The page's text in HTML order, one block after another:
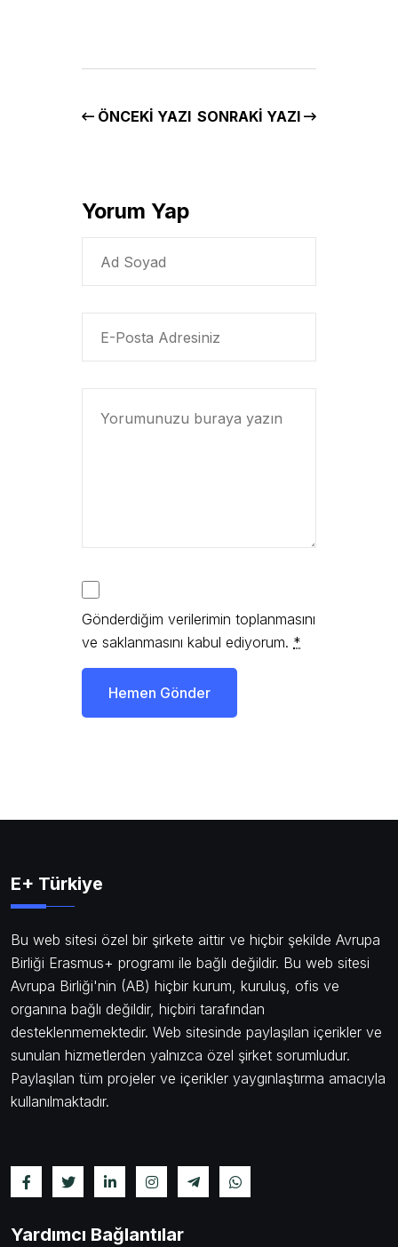
ÖNCEKI YAZI SONRAKI YAZI
Yorum Yap
Gönderdiğim verilerimin toplanmasını
ve saklanmasını kabul ediyorum. *
Hemen Gönder
E+ Türkiye
Bu web sitesi özel bir şirkete aittir ve hiçbir şekilde Avrupa
Birliği Erasmus+ programı ile bağlı değildir. Bu web sitesi
Avrupa Birliği'nin (AB) hiçbir kurum, kuruluş, ofis ve
organına bağlı değildir, hiçbiri tarafından
desteklenmemektedir. Web sitesinde paylaşılan içerikler ve
sunulan hizmetlerden yalnızca özel şirket sorumludur.
Paylaşılan tüm projeler ve içerikler yaygınlaştırma amacıyla
kullanılmaktadır.
Yardımcı Bağlantılar